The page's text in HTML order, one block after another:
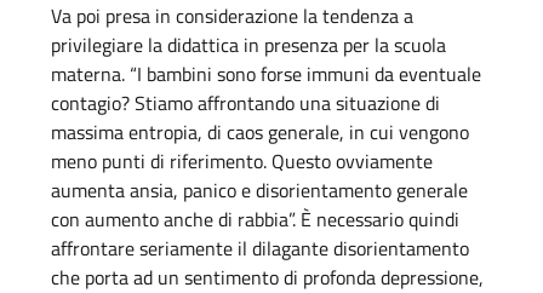
Va poi presa in considerazione la tendenza a
privilegiare la didattica in presenza per la scuola
materna. “I bambini sono forse immuni da eventuale
contagio? Stiamo affrontando una situazione di
massima entropia, di caos generale, in cui vengono
meno punti di riferimento. Questo ovviamente
aumenta ansia, panico e disorientamento generale
con aumento anche di rabbia”. È necessario quindi
affrontare seriamente il dilagante disorientamento
che porta ad un sentimento di profonda depressione,